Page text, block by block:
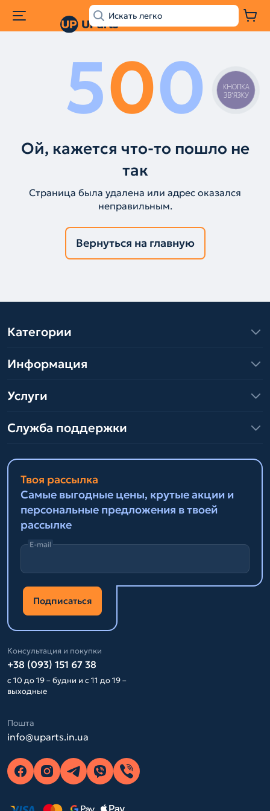
500
Ой, кажется что-то пошло не
так
Страница была удалена или адрес оказался
неправильным.
Вернуться на главную
Категории
Информация
Услуги
Служба поддержки
Твоя рассылка
Самые выгодные цены, крутые акции и
персональные предложения в твоей
рассылке
E-mail
Подписаться
Консультация и покупки
+38 (093) 151 67 38
с 10 до 19 – будни и с 11 до 19 –
выходные
Пошта
info@uparts.in.ua
КНОПКА
ЗВ'ЯЗКУ